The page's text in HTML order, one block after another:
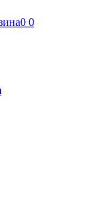
0 0